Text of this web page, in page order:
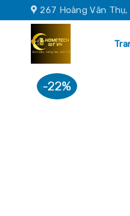
to
content
267 Hoàng Văn Thụ,
-22%